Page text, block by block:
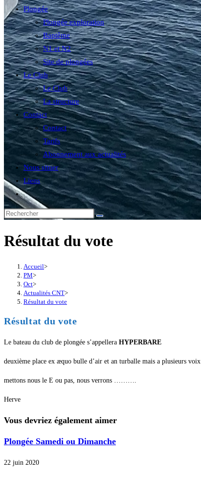
Plongée
Plongée exploration
Baptême
N1 et N2
Site de plongées
Le Club
Le Club
La structure
Contact
Contact
Tarifs
Abonnement aux actualités
Nous situer
Liens
Toggle
website
search
Résultat du vote
Accueil>
PM>
Oct>
Actualités CNT>
Résultat du vote
Résultat du vote
Le bateau du club de plongée s’appellera HYPERBARE
deuxième place ex æquo bulle d’air et an turballe mais a plusieurs voix
mettons nous le E ou pas, nous verrons ……….
Herve
Vous devriez également aimer
Plongée Samedi ou Dimanche
22 juin 2020